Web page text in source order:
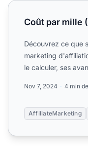
Coût par mille (CPM)
Coût par mille
Découvrez ce que
marketing
le calculer, ses
Nov 7, 2024 4 min
AffiliateMarketing